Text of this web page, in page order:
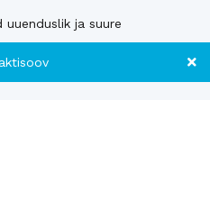
ja suure
vihmaveekaevud.